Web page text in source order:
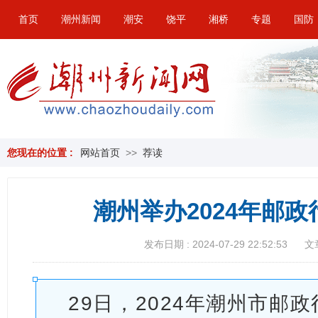
首页 潮州新闻 潮安 饶平 湘桥 专题 国防
您现在的位置 : 网站首页 >> 荐读
潮州举办2024年邮
发布日期 : 2024-07-29 22:52:53 文
29日，2024年潮州市邮